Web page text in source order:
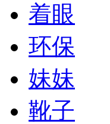
着眼
环保
妹妹
靴子